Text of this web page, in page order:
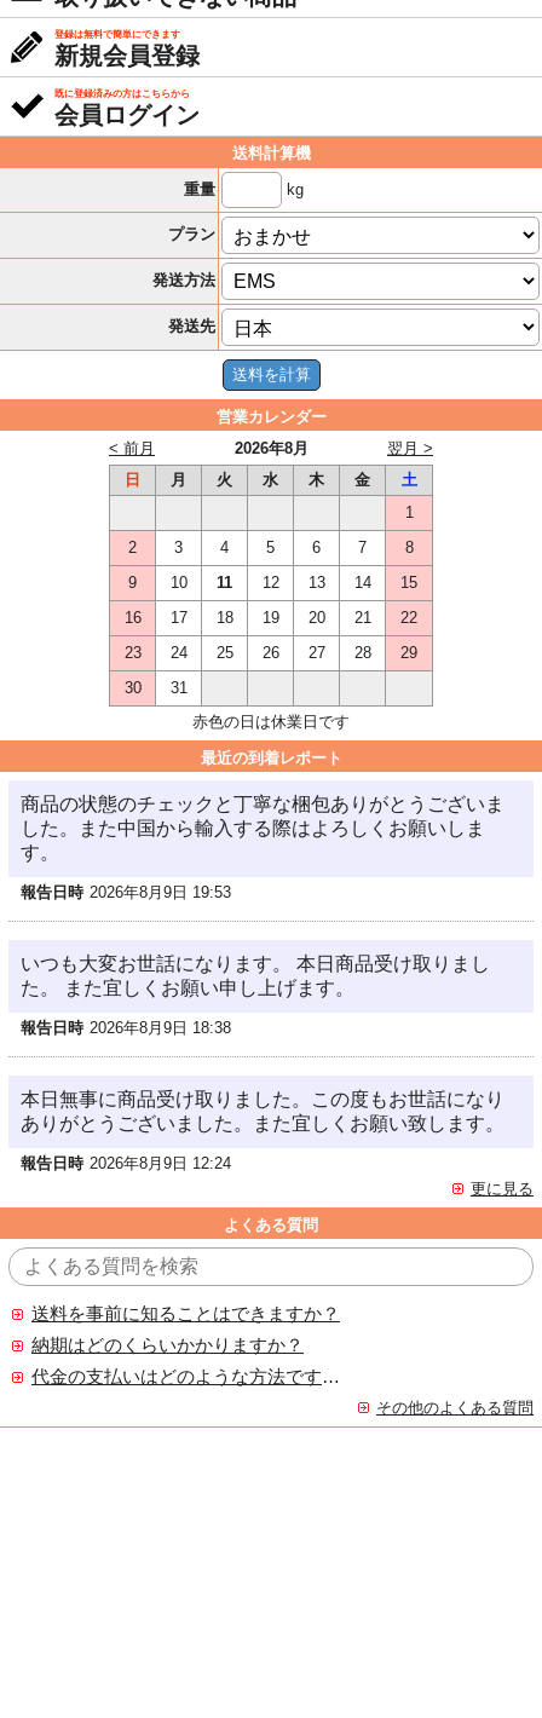
登録は無料で簡単にできます
新規会員登録
既に登録済みの方はこちらから
会員ログイン
送料計算機
重量
kg
プラン
発送方法
発送先
営業カレンダー
2026年8月
< 前月
翌月 >
日
月 火 水 木 金
土
1
2
3 4 5 6 7
8
9
10 11 12 13 14
15
16
17 18 19 20 21
22
23
24 25 26 27 28
29
30
31
赤色の日は休業日です
最近の到着レポート
商品の状態のチェックと丁寧な梱包ありがとうございま
した。また中国から輸入する際はよろしくお願いしま
す。
報告日時 2026年8月9日 19:53
いつも大変お世話になります。 本日商品受け取りまし
た。 また宜しくお願い申し上げます。
報告日時 2026年8月9日 18:38
本日無事に商品受け取りました。この度もお世話になり
ありがとうございました。また宜しくお願い致します。
報告日時 2026年8月9日 12:24
更に見る
よくある質問
送料を事前に知ることはできますか？
納期はどのくらいかかりますか？
代金の支払いはどのような方法ですか？
その他のよくある質問